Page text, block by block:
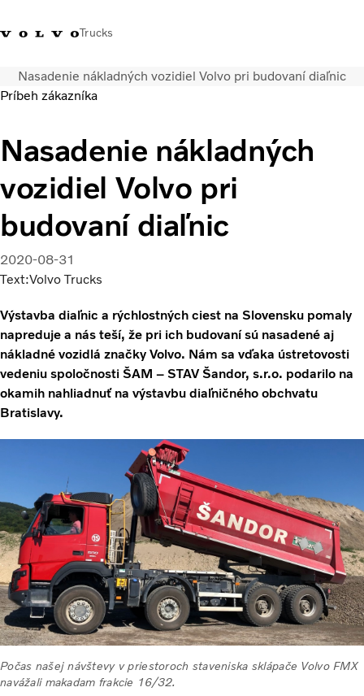
Trucks
Kontaktujte násMerchandise Shop Prihlásiť sa Slovenská Republika
Segmentácia dopravy
Nákladné vozidlá
Služby
Predajná a servisná sieť
Novinky
O nás
Kontaktujte nás
Kariéra
Nasadenie nákladných vozidiel Volvo pri budovaní diaľnic
Príbeh zákazníka
Nasadenie nákladných
vozidiel Volvo pri
budovaní diaľnic
2020-08-31
Text:Volvo Trucks
Výstavba diaľnic a rýchlostných ciest na Slovensku pomaly
napreduje a nás teší, že pri ich budovaní sú nasadené aj
nákladné vozidlá značky Volvo. Nám sa vďaka ústretovosti
vedeniu spoločnosti ŠAM – STAV Šandor, s.r.o. podarilo na
okamih nahliadnuť na výstavbu diaľničného obchvatu
Bratislavy.
Počas našej návštevy v priestoroch staveniska sklápače Volvo FMX
navážali makadam frakcie 16/32.